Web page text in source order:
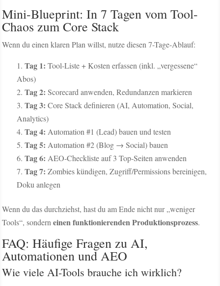
Mini-Blueprint: In 7 Tagen vom Tool-
Chaos zum Core Stack
Wenn du einen klaren Plan willst, nutze diesen 7-Tage-Ablauf:
Tag 1: Tool-Liste + Kosten erfassen (inkl. „vergessene“
Abos)
Tag 2: Scorecard anwenden, Redundanzen markieren
Tag 3: Core Stack definieren (AI, Automation, Social,
Analytics)
Tag 4: Automation #1 (Lead) bauen und testen
Tag 5: Automation #2 (Blog → Social) bauen
Tag 6: AEO-Checkliste auf 3 Top-Seiten anwenden
Tag 7: Zombies kündigen, Zugriff/Permissions bereinigen,
Doku anlegen
Wenn du das durchziehst, hast du am Ende nicht nur „weniger
Tools“, sonderneinen funktionierenden Produktionsprozess.
FAQ: Häufige Fragen zu AI,
Automationen und AEO
Wie viele AI-Tools brauche ich wirklich?